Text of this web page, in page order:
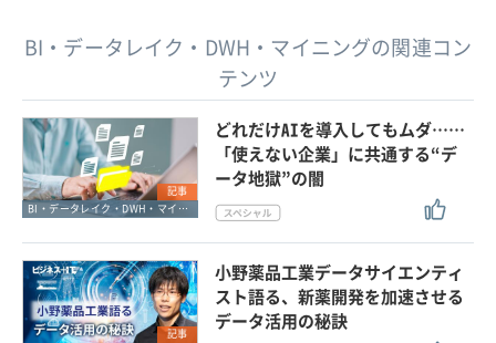
BI・データレイク・DWH・マイニングの関連コン
テンツ
記事
BI・データレイク・DWH・マイニング
どれだけAIを導入してもムダ……
「使えない企業」に共通する“デ
ータ地獄”の闇
記事
小野薬品工業データサイエンティ
スト語る、新薬開発を加速させる
データ活用の秘訣